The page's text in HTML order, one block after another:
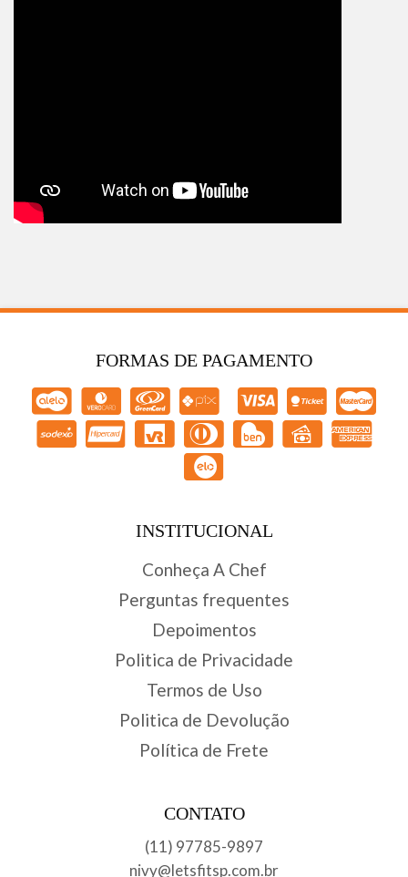
FORMAS DE PAGAMENTO
INSTITUCIONAL
Conheça A Chef
Perguntas frequentes
Depoimentos
Politica de Privacidade
Termos de Uso
Politica de Devolução
Política de Frete
CONTATO
(11) 97785-9897
nivy@letsfitsp.com.br